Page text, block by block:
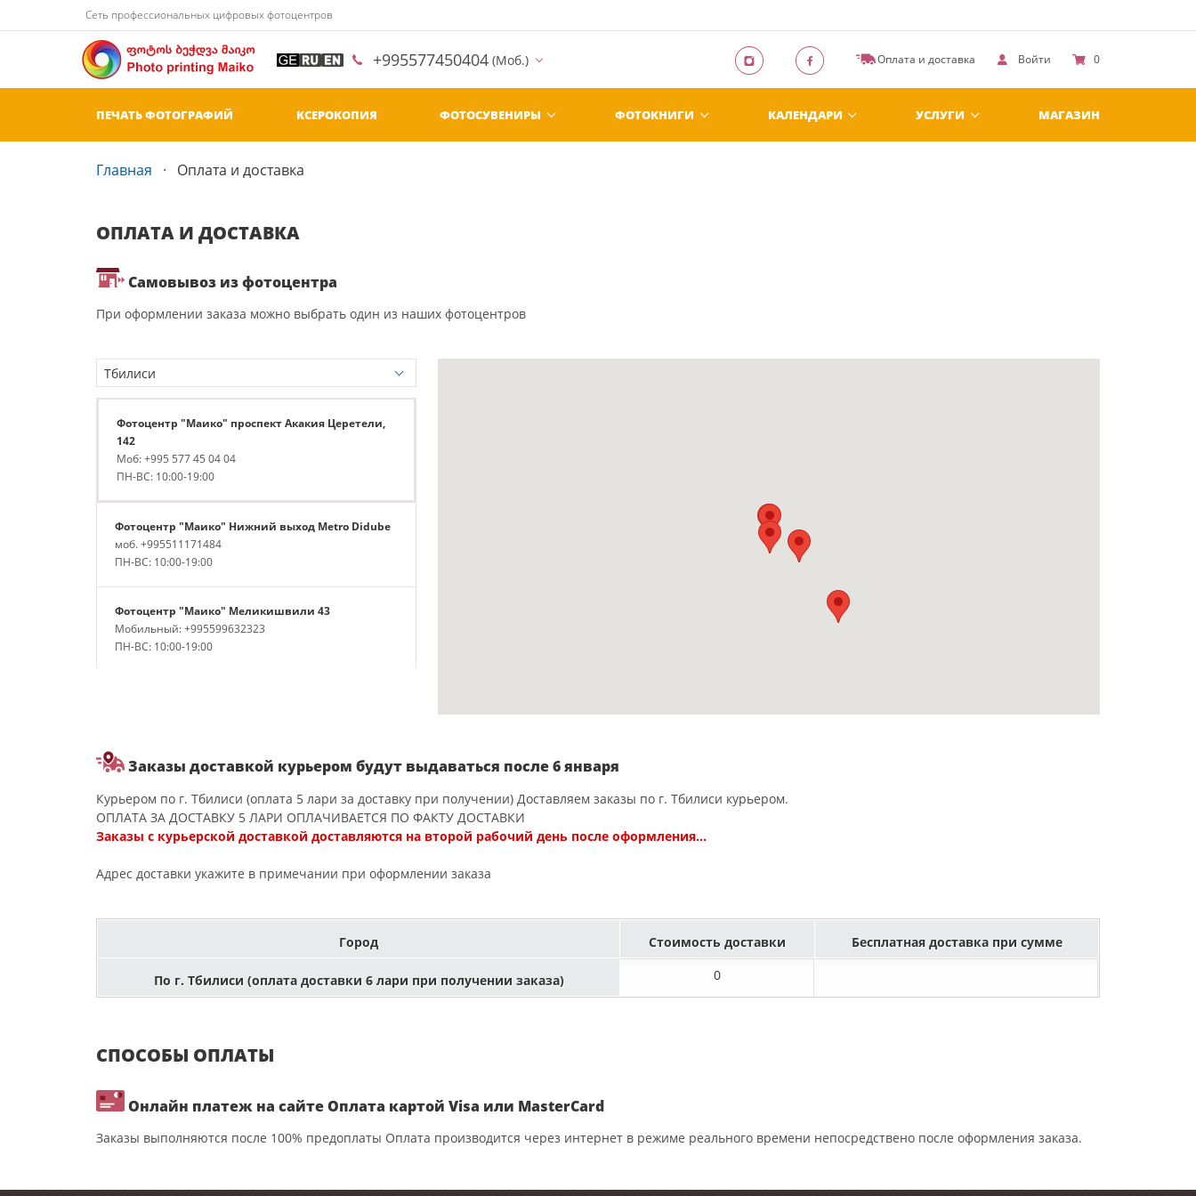
Сеть профессиональных цифровых фотоцентров
+995577450404 (Моб.) Оплата и доставка Войти 0
ПЕЧАТЬ ФОТОГРАФИЙ КСЕРОКОПИЯ ФОТОСУВЕНИРЫ ФОТОКНИГИ КАЛЕНДАРИ УСЛУГИ МАГАЗИН
Главная Оплата и доставка
ОПЛАТА И ДОСТАВКА
Самовывоз из фотоцентра
При оформлении заказа можно выбрать один из наших фотоцентров
Фотоцентр "Маико" проспект Акакия Церетели,
142
Моб: +995 577 45 04 04
ПН-ВС: 10:00-19:00
Фотоцентр "Маико" Нижний выход Metro Didube
моб. +995511171484
ПН-ВС: 10:00-19:00
Фотоцентр "Маико" Меликишвили 43
Мобильный: +995599632323
ПН-ВС: 10:00-19:00
Заказы доставкой курьером будут выдаваться после 6 января
Курьером по г. Тбилиси (оплата 5 лари за доставку при получении) Доставляем заказы по г. Тбилиси курьером.
ОПЛАТА ЗА ДОСТАВКУ 5 ЛАРИ ОПЛАЧИВАЕТСЯ ПО ФАКТУ ДОСТАВКИ
Заказы c курьерской доставкой доставляются на второй рабочий день после оформления...
Адрес доставки укажите в примечании при оформлении заказа
Город Стоимость доставки Бесплатная доставка при сумме
По г. Тбилиси (оплата доставки 6 лари при получении заказа) 0
СПОСОБЫ ОПЛАТЫ
Онлайн платеж на сайте Оплата картой Visa или MasterCard
Заказы выполняются после 100% предоплаты Оплата производится через интернет в режиме реального времени непосредствено после оформления заказа.